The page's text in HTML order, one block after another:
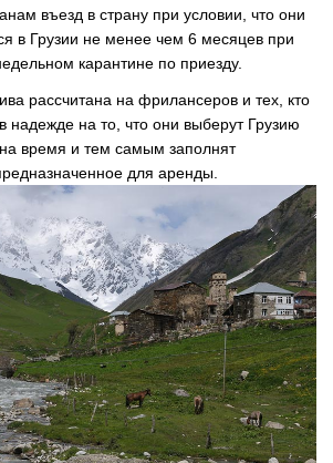
въезд в страну при условии, что они
в Грузии не менее чем 6 месяцев при
карантине по приезду.
рассчитана на фрилансеров и тех, кто
надежде на то, что они выберут Грузию
время и тем самым заполнят
для аренды.